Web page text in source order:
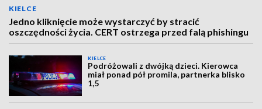
KIELCE
Jedno kliknięcie może wystarczyć by stracić
oszczędności życia. CERT ostrzega przed falą phishingu
KIELCE
Podróżowali z dwójką dzieci. Kierowca
miał ponad pół promila, partnerka blisko
1,5